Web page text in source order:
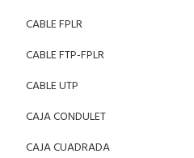
CABLE FPLR
CABLE FTP-FPLR
CABLE UTP
CAJA CONDULET
CAJA CUADRADA